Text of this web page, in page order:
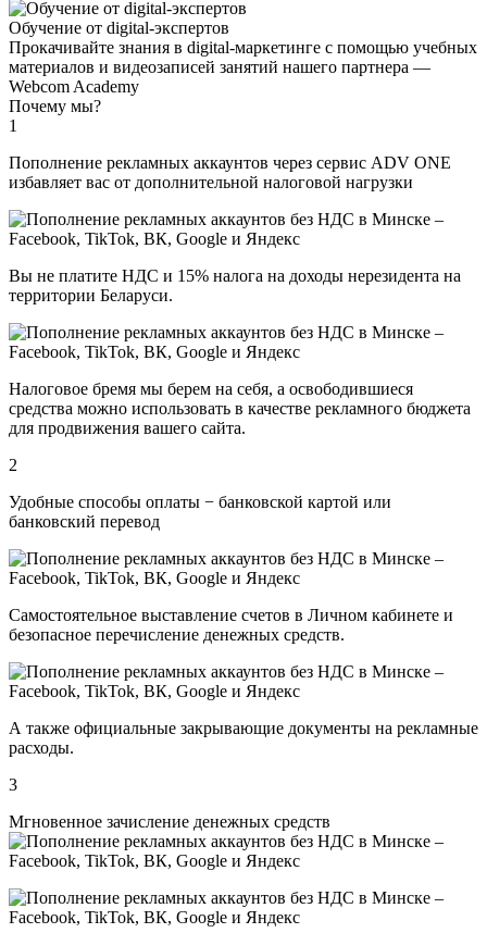
Обучение от digital-экспертов
Прокачивайте знания в digital-маркетинге с помощью учебных
материалов и видеозаписей занятий нашего партнера —
Webcom Academy
Почему мы?
1
Пополнение рекламных аккаунтов через сервис ADV ONE
избавляет вас от дополнительной налоговой нагрузки
Вы не платите НДС и 15% налога на доходы нерезидента на
территории Беларуси.
Налоговое бремя мы берем на себя, а освободившиеся
средства можно использовать в качестве рекламного бюджета
для продвижения вашего сайта.
2
Удобные способы оплаты − банковской картой или
банковский перевод
Самостоятельное выставление счетов в Личном кабинете и
безопасное перечисление денежных средств.
А также официальные закрывающие документы на рекламные
расходы.
3
Мгновенное зачисление денежных средств